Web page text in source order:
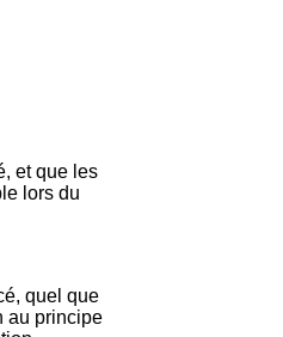
et que les
lors du
quel que
au principe